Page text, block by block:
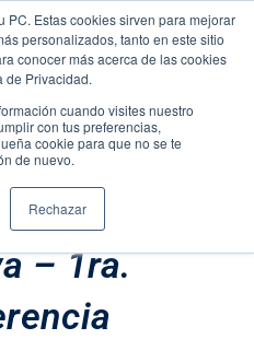
PC. Estas cookies sirven para mejorar
personalizados, tanto en este sitio
conocer más acerca de las cookies
de Privacidad.
cuando visites nuestro
con tus preferencias,
cookie para que no se te
de nuevo.
Rechazar
Menú
– 1ra.